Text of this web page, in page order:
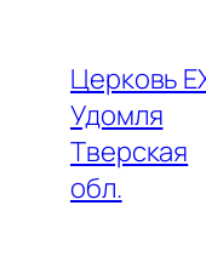
содержимому
Церковь
Удомля
Тверская
обл.